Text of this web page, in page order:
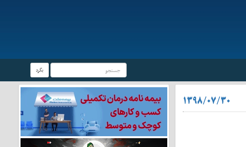
بگرد
۱۳۹۸/۰۷/۳۰